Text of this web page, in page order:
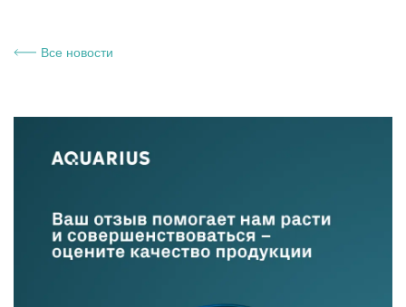
Все новости